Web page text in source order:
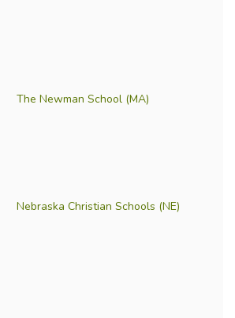
The Newman School (MA)
Nebraska Christian Schools (NE)